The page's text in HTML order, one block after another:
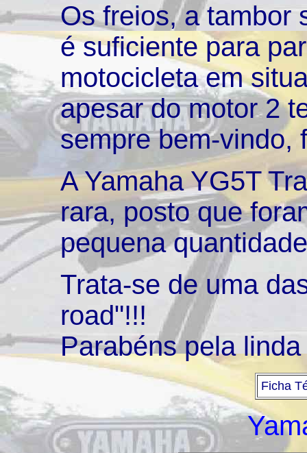
Os freios, a tambor
é suficiente para
motocicleta em
apesar do motor 2
sempre bem-vindo,
A Yamaha YG5T
rara, posto que
pequena
Trata-se de uma
road"!!!
Parabéns pela
Ficha